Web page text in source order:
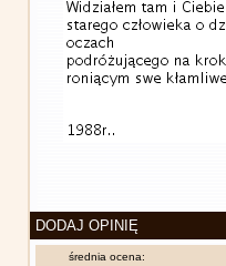
DODAJ OPINIĘ
średnia ocena: